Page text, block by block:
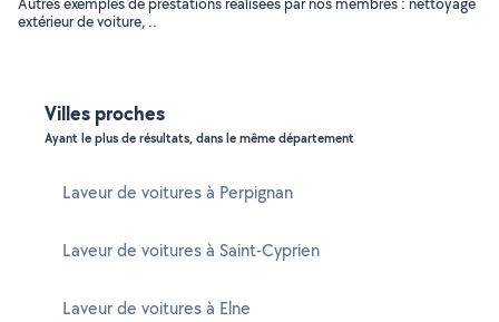
extérieur de voiture, ..
Villes proches
Ayant le plus de résultats, dans le même département
Laveur de voitures à Perpignan
Laveur de voitures à Saint-Cyprien
Laveur de voitures à Elne